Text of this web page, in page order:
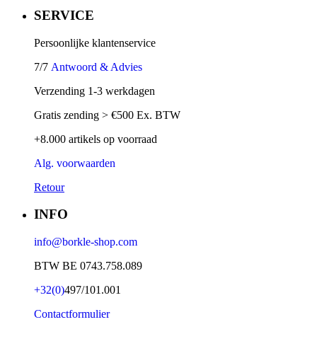
SERVICE
Persoonlijke klantenservice
7/7 Antwoord & Advies
Verzending 1-3 werkdagen
Gratis zending > €500 Ex. BTW
+8.000 artikels op voorraad
Alg. voorwaarden
Retour
INFO
info@borkle-shop.com
BTW BE 0743.758.089
+32(0)497/101.001
Contactformulier